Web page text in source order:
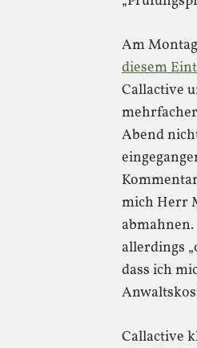
Am
diesem
Callactive
Abend
mich Herr
allerdings
dass ich
Callactive